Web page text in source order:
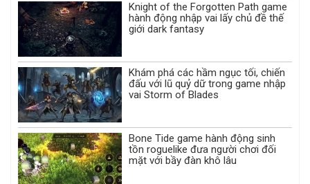
Knight of the Forgotten Path game
hành động nhập vai lấy chủ đề thế
giới dark fantasy
Khám phá các hầm ngục tối, chiến
đấu với lũ quỷ dữ trong game nhập
vai Storm of Blades
Bone Tide game hành động sinh
tồn roguelike đưa người chơi đối
mặt với bầy đàn khô lâu